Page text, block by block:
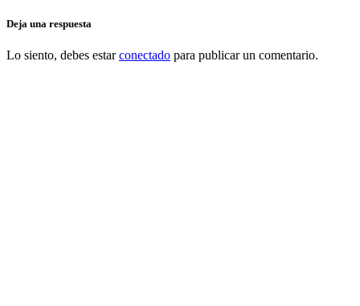
Deja una respuesta
Lo siento, debes estarconectado para publicar un comentario.